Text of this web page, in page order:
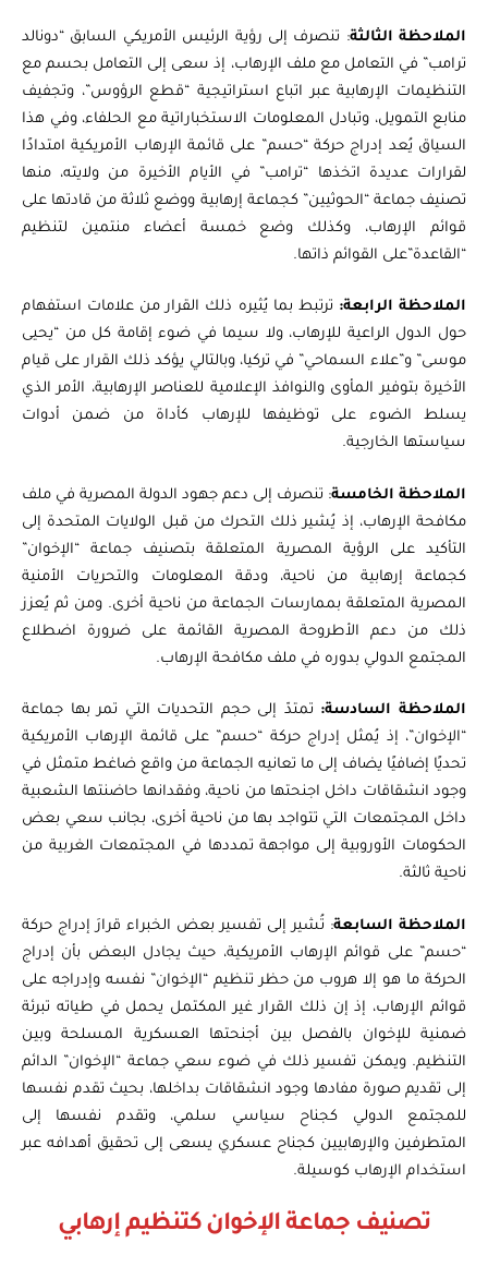
الملاحظة الثالثة: تنصرف إلى رؤية الرئيس الأمريكي السابق “دونالد
ترامب” في التعامل مع ملف الإرهاب، إذ سعى إلى التعامل بحسم مع
التنظيمات الإرهابية عبر اتباع استراتيجية “قطع الرؤوس”، وتجفيف
منابع التمويل، وتبادل المعلومات الاستخباراتية مع الحلفاء، وفي هذا
السياق يُعد إدراج حركة “حسم” على قائمة الإرهاب الأمريكية امتدادًا
لقرارات عديدة اتخذها “ترامب” في الأيام الأخيرة من ولايته، منها
تصنيف جماعة “الحوثيين” كجماعة إرهابية ووضع ثلاثة من قادتها على
قوائم الإرهاب، وكذلك وضع خمسة أعضاء منتمين لتنظيم
“القاعدة”على القوائم ذاتها.
الملاحظة الرابعة:ترتبط بما يُثيره ذلك القرار من علامات استفهام
حول الدول الراعية للإرهاب، ولا سيما في ضوء إقامة كل من “يحيى
موسى” و”علاء السماحي” في تركيا، وبالتالي يؤكد ذلك القرار على قيام
الأخيرة بتوفير المأوى والنوافذ الإعلامية للعناصر الإرهابية، الأمر الذي
يسلط الضوء على توظيفها للإرهاب كأداة من ضمن أدوات
سياستها الخارجية.
الملاحظة الخامسة: تنصرف إلى دعم جهود الدولة المصرية في ملف
مكافحة الإرهاب، إذ يُشير ذلك التحرك من قبل الولايات المتحدة إلى
التأكيد على الرؤية المصرية المتعلقة بتصنيف جماعة “الإخوان”
كجماعة إرهابية من ناحية، ودقة المعلومات والتحريات الأمنية
المصرية المتعلقة بممارسات الجماعة من ناحية أخرى. ومن ثم يُعزز
ذلك من دعم الأطروحة المصرية القائمة على ضرورة اضطلاع
المجتمع الدولي بدوره في ملف مكافحة الإرهاب.
الملاحظة السادسة:تمتدّ إلى حجم التحديات التي تمر بها جماعة
“الإخوان”، إذ يُمثل إدراج حركة “حسم” على قائمة الإرهاب الأمريكية
تحديًا إضافيًا يضاف إلى ما تعانيه الجماعة من واقع ضاغط متمثل في
وجود انشقاقات داخل اجنحتها من ناحية، وفقدانها حاضنتها الشعبية
داخل المجتمعات التي تتواجد بها من ناحية أخرى، بجانب سعي بعض
الحكومات الأوروبية إلى مواجهة تمددها في المجتمعات الغربية من
ناحية ثالثة.
الملاحظة السابعة: تُشير إلى تفسير بعض الخبراء قرارَ إدراج حركة
“حسم” على قوائم الإرهاب الأمريكية، حيث يجادل البعض بأن إدراج
الحركة ما هو إلا هروب من حظر تنظيم “الإخوان” نفسه وإدراجه على
قوائم الإرهاب، إذ إن ذلك القرار غير المكتمل يحمل في طياته تبرئة
ضمنية للإخوان بالفصل بين أجنحتها العسكرية المسلحة وبين
التنظيم. ويمكن تفسير ذلك في ضوء سعي جماعة “الإخوان” الدائم
إلى تقديم صورة مفادها وجود انشقاقات بداخلها، بحيث تقدم نفسها
للمجتمع الدولي كجناح سياسي سلمي، وتقدم نفسها إلى
المتطرفين والإرهابيين كجناح عسكري يسعى إلى تحقيق أهدافه عبر
استخدام الإرهاب كوسيلة.
تصنيف جماعة الإخوان كتنظيم إرهابي